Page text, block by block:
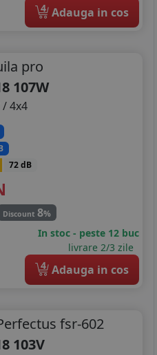
4 Adauga in cos
pro
107W
/ 4x4
72 dB
Discount 8%
In stoc - peste 12 buc
livrare 2/3 zile
4 Adauga in cos
fsr-602
103V